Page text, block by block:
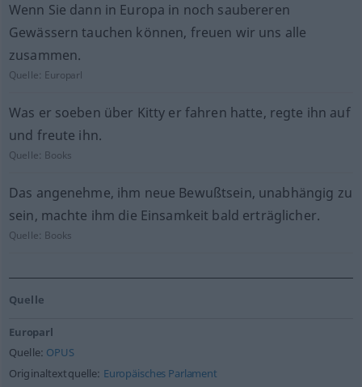
Wenn Sie dann in Europa in noch saubereren
Gewässern tauchen können, freuen wir uns alle
zusammen.
Quelle: Europarl
Was er soeben über Kitty er fahren hatte, regte ihn auf
und freute ihn.
Quelle: Books
Das angenehme, ihm neue Bewußtsein, unabhängig zu
sein, machte ihm die Einsamkeit bald erträglicher.
Quelle: Books
Quelle
Europarl
Quelle: OPUS
Originaltextquelle: Europäisches Parlament